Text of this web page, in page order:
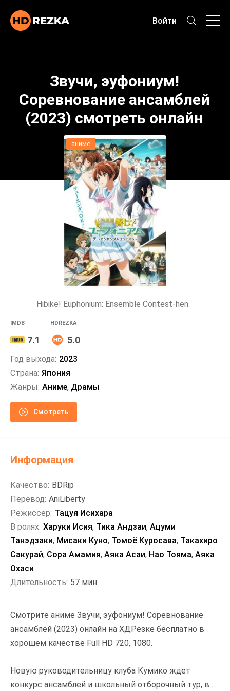
Войти
Звучи, эуфониум!
Соревнование ансамблей
(2023) смотреть онлайн
аниме
Hibike! Euphonium: Ensemble Contest-hen
IMDB
7.1
HDREZKA
5.0
Год выхода: 2023
Страна: Япония
Жанры: Аниме, Драмы
Смотреть
Смотрите аниме Звучи, эуфониум! Соревнование
ансамблей (2023) онлайн на ХДРезке бесплатно в
хорошем качестве Full HD 720, 1080.
Новую руководительницу клуба Кумико ждет
конкурс ансамблей и школьный отборочный тур, в
Информация
Качество: BDRip
Перевод: AniLiberty
Режиссер: Тацуя Исихара
В ролях: Харуки Исия, Тика Андзаи, Ацуми
Танэдзаки, Мисаки Куно, Томоё Куросава, Такахиро
Сакурай, Сора Амамия, Аяка Асаи, Нао Тояма, Аяка
Охаси
Длительность: 57 мин